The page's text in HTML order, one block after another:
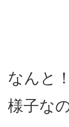
なんと
様子な